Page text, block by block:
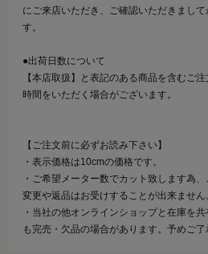
にご来店いただき、ご確認いただきまし
す。
●出荷日数について
【本店取扱】と表記のある商品を含むご
時間をいただく場合がございます。
【ご注文前に必ずお読み下さい】
・表示価格は10cmの価格です。
・ご希望メーター数でカット致します為
変更や返品はお受けすることが出来ません
・当社の他オンラインショップと在庫を
も完売・欠品の場合があります。予めご了